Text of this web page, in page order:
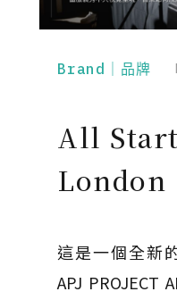
Brand｜品牌
All
London
這是一個全新
APJ PROJECT